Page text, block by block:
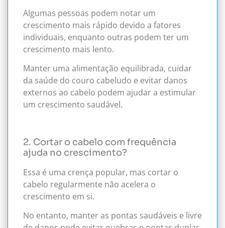
Algumas pessoas podem notar um
crescimento mais rápido devido a fatores
individuais, enquanto outras podem ter um
crescimento mais lento.
Manter uma alimentação equilibrada, cuidar
da saúde do couro cabeludo e evitar danos
externos ao cabelo podem ajudar a estimular
um crescimento saudável.
2. Cortar o cabelo com frequência
ajuda no crescimento?
Essa é uma crença popular, mas cortar o
cabelo regularmente não acelera o
crescimento em si.
No entanto, manter as pontas saudáveis e livre